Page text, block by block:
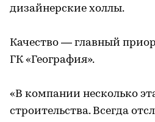
дизайнерские холлы.
Качество — главный
ГК «География».
«В компании несколько
строительства. Всегда